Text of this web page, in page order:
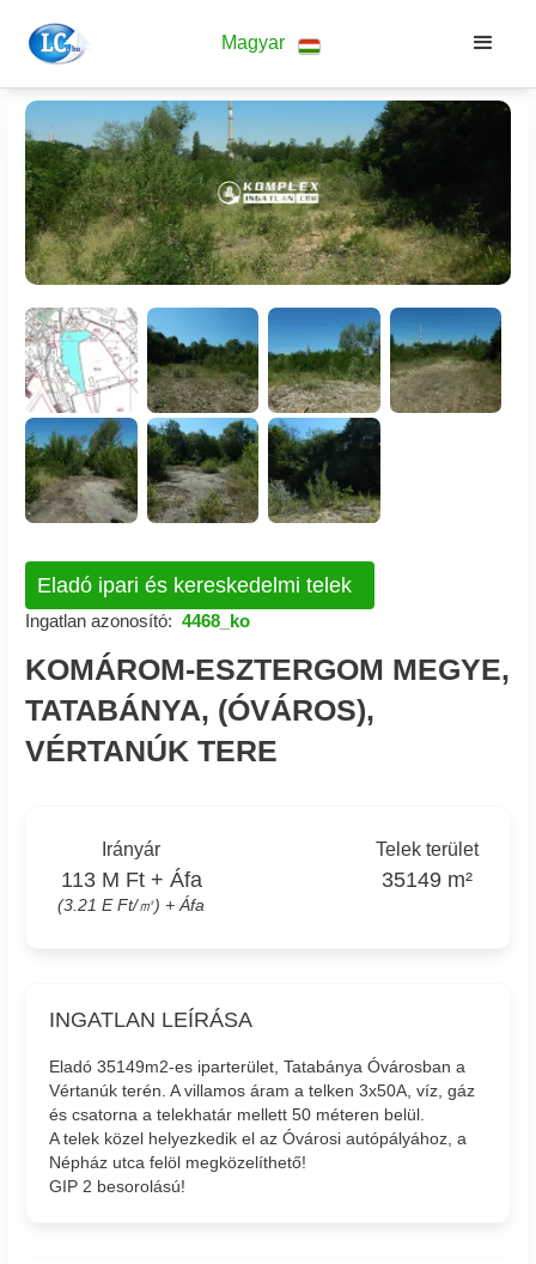
Magyar
Eladó ipari és kereskedelmi telek
Ingatlan azonosító: 4468_ko
KOMÁROM-ESZTERGOM MEGYE,
TATABÁNYA, (ÓVÁROS),
VÉRTANÚK TERE
Irányár
113 M Ft + Áfa
(3.21 E Ft/㎡) + Áfa
Telek terület
35149 m²
INGATLAN LEÍRÁSA
Eladó 35149m2-es iparterület, Tatabánya Óvárosban a
Vértanúk terén. A villamos áram a telken 3x50A, víz, gáz
és csatorna a telekhatár mellett 50 méteren belül.
A telek közel helyezkedik el az Óvárosi autópályához, a
Népház utca felöl megközelíthető!
GIP 2 besorolású!